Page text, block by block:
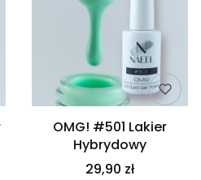
OMG! #501 Lakier
Hybrydowy
29,90 zł